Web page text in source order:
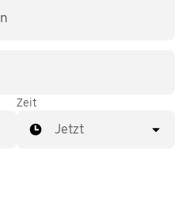
Zeit
Jetzt